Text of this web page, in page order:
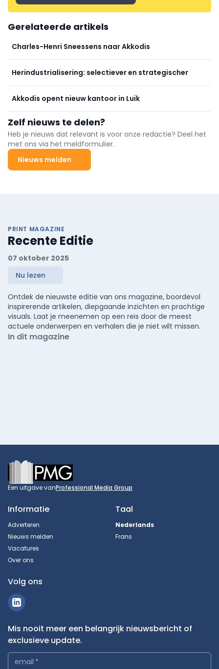
Gerelateerde artikels
Charles-Henri Sneessens naar Akkodis
Herindustrialisering: selectiever en strategischer
Akkodis opent nieuw kantoor in Luik
Zelf nieuws te delen?
Heb je nieuws dat relevant is voor onze redactie? Deel het
met ons via het meldformulier.
Nieuws melden
PRINT MAGAZINE
Recente Editie
07 oktober 2025
Nu lezen
Ontdek de nieuwste editie van ons magazine, boordevol
inspirerende artikelen, diepgaande inzichten en prachtige
visuals. Laat je meenemen op een reis door de meest
actuele onderwerpen en verhalen die je niet wilt missen.
In dit magazine
Footer
Een uitgave vanProfessional Media Group
Informatie
Adverteren
Nieuws melden
Vacatures
Over ons
Taal
Nederlands
Frans
Volg ons
Mis nooit meer een belangrijk nieuwsbericht of
exclusieve update.
email *